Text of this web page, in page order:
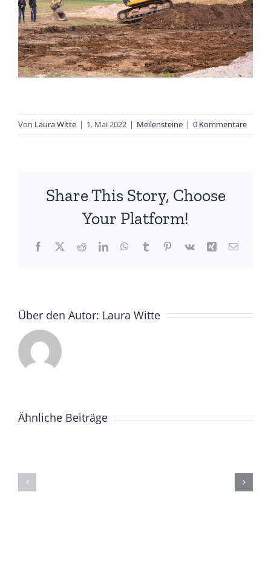
Von Laura Witte | 1. Mai 2022 | Meilensteine | 0 Kommentare
Share This Story, Choose
Your Platform!
Facebook
X RedditLinkedInWhatsApp
TumblrPinterest
Vk Xing E-
Über den Autor: Laura Witte
Ähnliche Beiträge